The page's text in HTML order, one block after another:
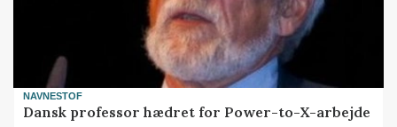
NAVNESTOF
Dansk professor hædret for Power-to-X-arbejde